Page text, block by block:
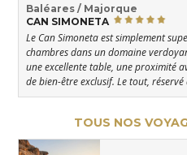
Baléares / Majorque
CAN SIMONETA
Le Can Simoneta est simplement
chambres dans un domaine
une excellente table, une proximité
de bien-être exclusif. Le tout,
TOUS NOS